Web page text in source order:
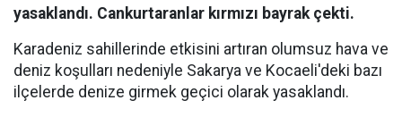
yasaklandı. Cankurtaranlar kırmızı bayrak çekti.
Karadeniz sahillerinde etkisini artıran olumsuz hava ve
deniz koşulları nedeniyle Sakarya ve Kocaeli'deki bazı
ilçelerde denize girmek geçici olarak yasaklandı.